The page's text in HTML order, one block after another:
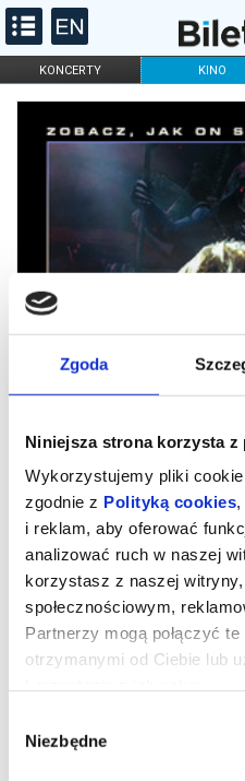
Zgoda
Niniejsza strona korzysta z
Wykorzystujemy pliki
zgodnie z Polityką cookies,
i reklam, aby oferować
analizować ruch w naszej
korzystasz z naszej
społecznościowym,
Partnerzy mogą połączyć
otrzymanymi od Ciebie lub
zgody
Niezbędne
KONCERTY KINO
FILHARMONIA OPERA I
DLA DZIECI
ONLINE
Władcy